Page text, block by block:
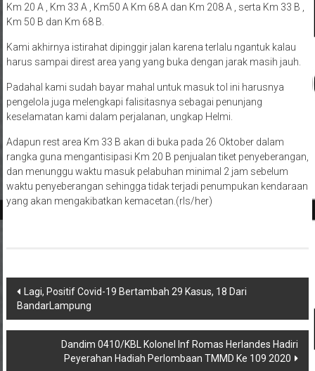
Km 20 A , Km 33 A , Km50 A Km 68 A dan Km 208 A , serta Km 33 B ,
Km 50 B dan Km 68 B.
Kami akhirnya istirahat dipinggir jalan karena terlalu ngantuk kalau
harus sampai direst area yang yang buka dengan jarak masih jauh.
Padahal kami sudah bayar mahal untuk masuk tol ini harusnya
pengelola juga melengkapi falisitasnya sebagai penunjang
keselamatan kami dalam perjalanan, ungkap Helmi.
Adapun rest area Km 33 B akan di buka pada 26 Oktober dalam
rangka guna mengantisipasi Km 20 B penjualan tiket penyeberangan,
dan menunggu waktu masuk pelabuhan minimal 2 jam sebelum
waktu penyeberangan sehingga tidak terjadi penumpukan kendaraan
yang akan mengakibatkan kemacetan.(rls/her)
Navigasi
pos
Lagi, Positif Covid-19 Bertambah 29 Kasus, 18 Dari
BandarLampung
Dandim 0410/KBL Kolonel Inf Romas Herlandes Hadiri
Peyerahan Hadiah Perlombaan TMMD Ke 109 2020